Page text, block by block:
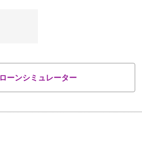
ローンシミュレーター